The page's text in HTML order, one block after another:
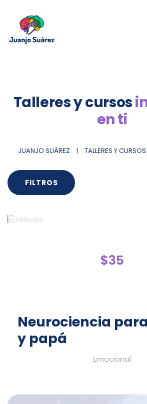
Talleres y cursos
en ti
JUANJO SUÁREZ | TALLERES Y CURSOS
FILTROS
$35
Neurociencia
y papá
Emocional